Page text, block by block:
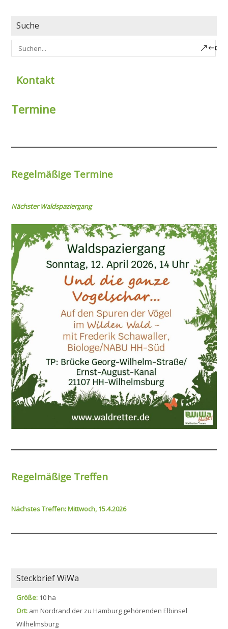
Suche
Kontakt
Termine
Regelmäßige Termine
Nächster Waldspaziergang
Regelmäßige Treffen
Nächstes Treffen: Mittwoch, 15.4.2026
Steckbrief WiWa
Größe: 10 ha
Ort: am Nordrand der zu Hamburg gehörenden Elbinsel
Wilhelmsburg